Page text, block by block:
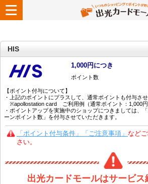
HIS
1,000円につき
ポイント数
【ポイント付与について】
・上記のポイントにプラスして、通常ポイントも付与さ
※apollostation card ご利用例（通常ポイント：1,000円
・ポイントアップを実施中のショップにつきましては、
ーンポイント数」を付与させていただきます。
「ポイント付与条件」「ご注意事項」 など
さい。
出光カードモールはサービス